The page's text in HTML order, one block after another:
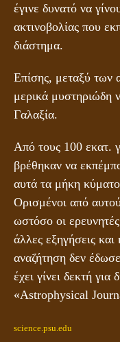
έγινε δυνατό να
ακτινοβολίας που
διάστημα.
Επίσης, μεταξύ των
μερικά μυστηριώδη
Γαλαξία.
Από τους 100 εκατ.
βρέθηκαν να
αυτά τα μήκη
Ορισμένοι από
ωστόσο οι
άλλες εξηγήσεις
αναζήτηση δεν
έχει γίνει δεκτή
«Astrophysical
science.psu.edu